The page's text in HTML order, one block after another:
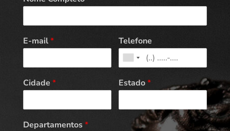
E-mail* Telefone
Cidade * Estado*
Departamentos*